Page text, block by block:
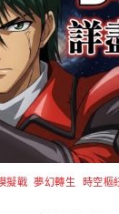
擬戰 ,夢幻轉生 時空樞